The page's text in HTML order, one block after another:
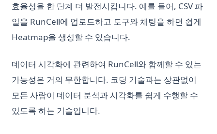
효율성을 한 단계 더 발전시킵니다. 예를 들어, CSV 파
일을 RunCell에 업로드하고 도구와 채팅을 하면 쉽게
Heatmap을 생성할 수 있습니다.
데이터 시각화에 관련하여 RunCell와 함께할 수 있는
가능성은 거의 무한합니다. 코딩 기술과는 상관없이
모든 사람이 데이터 분석과 시각화를 쉽게 수행할 수
있도록 하는 기술입니다.